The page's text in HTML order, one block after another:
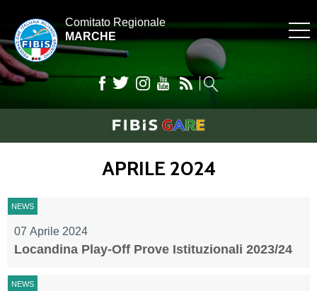
Comitato Regionale
MARCHE
APRILE 2024
07 Aprile 2024
NEWS
Locandina Play-Off Prove Istituzionali 2023/24
NEWS